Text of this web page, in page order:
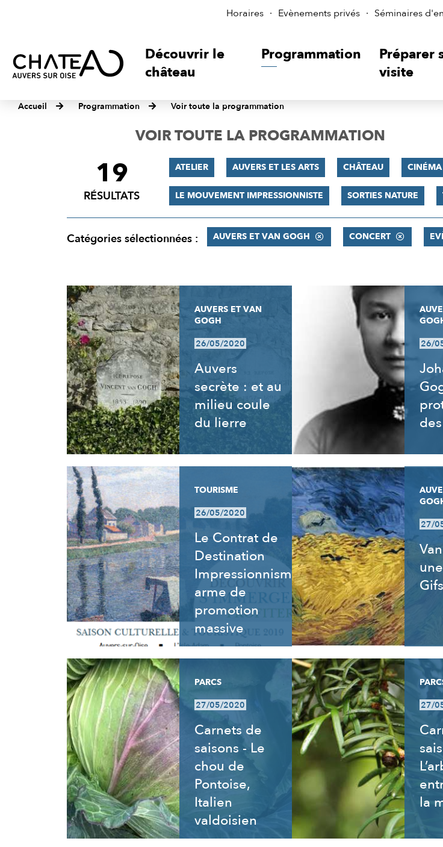
Horaires Evènements privés Séminaires
Découvrir le
château
Programmation
Préparer
visite
Accueil Programmation Voir toute la programmation
VOIR TOUTE LA PROGRAMMATION
FILTRER
RÉSULTATS
19
RÉSULTATS
ATELIER AUVERS ET LES ARTS CHÂTEAU CINÉMA
LE MOUVEMENT IMPRESSIONNISTE SORTIES NATURE
Catégories sélectionnées : AUVERS ET VAN GOGH CONCERT
RÉSULTATS
AUVERS ET VAN
GOGH
26/05/2020
Auvers
secrète : et au
milieu coule
du lierre
26/
TOURISME
26/05/2020
Le Contrat de
Destination
Impressionnisme,
arme de
promotion
massive
27/
Gifs
PARCS
27/05/2020
Carnets de
saisons - Le
chou de
Pontoise,
Italien
valdoisien
27/
la